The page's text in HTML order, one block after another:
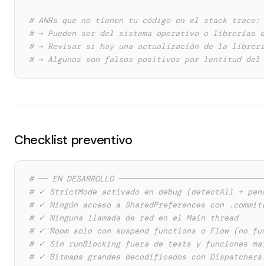
# ANRs que no tienen tu código en el stack trace:
# → Pueden ser del sistema operativo o librerías
# → Revisar si hay una actualización de la
# → Algunos son falsos positivos por lentitud del
Checklist preventivo
# ── EN DESARROLLO
# ✓ StrictMode activado en debug (detectAll +
# ✓ Ningún acceso a SharedPreferences con
# ✓ Ninguna llamada de red en el Main thread
# ✓ Room solo con suspend functions o Flow (no
# ✓ Sin runBlocking fuera de tests y funciones
# ✓ Bitmaps grandes decodificados con